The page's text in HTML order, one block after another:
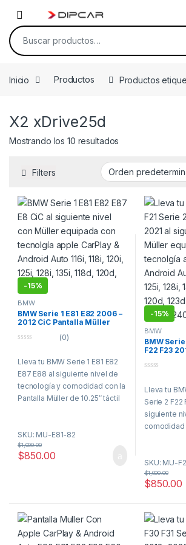
Buscar por:
Inicio Productos Productos
X2 xDrive25d
Mostrando los 10 resultados
Filters
-15%
BMW
BMW Serie 1 E81 E82 2006 –
2012 CiC Pantalla Müller
u
t
o
f
5
(0)
Lleva tu BMW Serie 1 E81 E82
E87 E88 al siguiente nivel de
tecnología y comodidad con la
Pantalla Müller de 10.25″ táctil
elegante te ofrece una
conectividad total con Apple
CarPlay y Android Auto
sin distraerte. Olvídate de
soportes, cables o mirar el
SKU: MU-E81-82
$850.00
$1,000.00
-15%
BMW
BMW
F22 F23
Android
u
t
o
f
5
Lleva tu
Serie 2 F22
siguiente
comodidad
EVO, esta
elegante te
navegar,
enviar
SKU: MU-
$850.00
$1,000.00